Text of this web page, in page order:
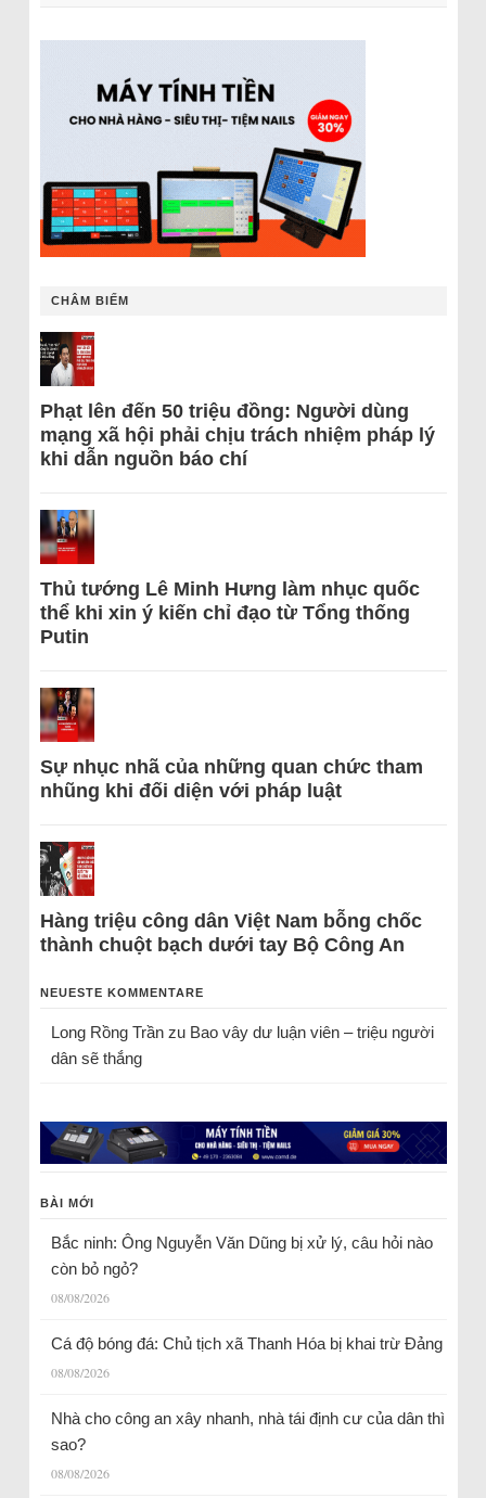
CHÂM BIẾM
Phạt lên đến 50 triệu đồng: Người dùng
mạng xã hội phải chịu trách nhiệm pháp lý
khi dẫn nguồn báo chí
Thủ tướng Lê Minh Hưng làm nhục quốc
thể khi xin ý kiến chỉ đạo từ Tổng thống
Putin
Sự nhục nhã của những quan chức tham
nhũng khi đối diện với pháp luật
Hàng triệu công dân Việt Nam bỗng chốc
thành chuột bạch dưới tay Bộ Công An
NEUESTE KOMMENTARE
Long Rồng Trầnzu Bao vây dư luận viên – triệu người
dân sẽ thắng
BÀI MỚI
Bắc ninh: Ông Nguyễn Văn Dũng bị xử lý, câu hỏi nào
còn bỏ ngỏ?
08/08/2026
Cá độ bóng đá: Chủ tịch xã Thanh Hóa bị khai trừ Đảng
08/08/2026
Nhà cho công an xây nhanh, nhà tái định cư của dân thì
sao?
08/08/2026